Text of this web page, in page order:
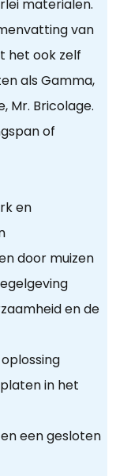
materialen.
van
het ook zelf
als Gamma,
Mr. Bricolage.
of
en
door muizen
en de
in het
een gesloten